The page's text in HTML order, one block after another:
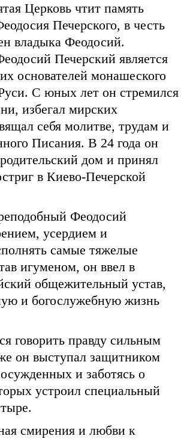
Церковь чтит память
Печерского, в честь
владыка Феодосий.
Печерский является
основателей монашеского
С юных лет он стремился
избегал мирских
себя молитве, трудам и
Писания. В 24 года он
дом и принял
в Киево-Печерской
Феодосий
усердием и
самые тяжелые
игуменом, он ввел в
общежительный устав,
и богослужебную жизнь
говорить правду сильным
он выступал защитником
и заботясь о
устроил специальный
смирения и любви к